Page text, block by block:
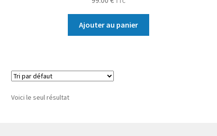
Ajouter au panier
Voici le seul résultat